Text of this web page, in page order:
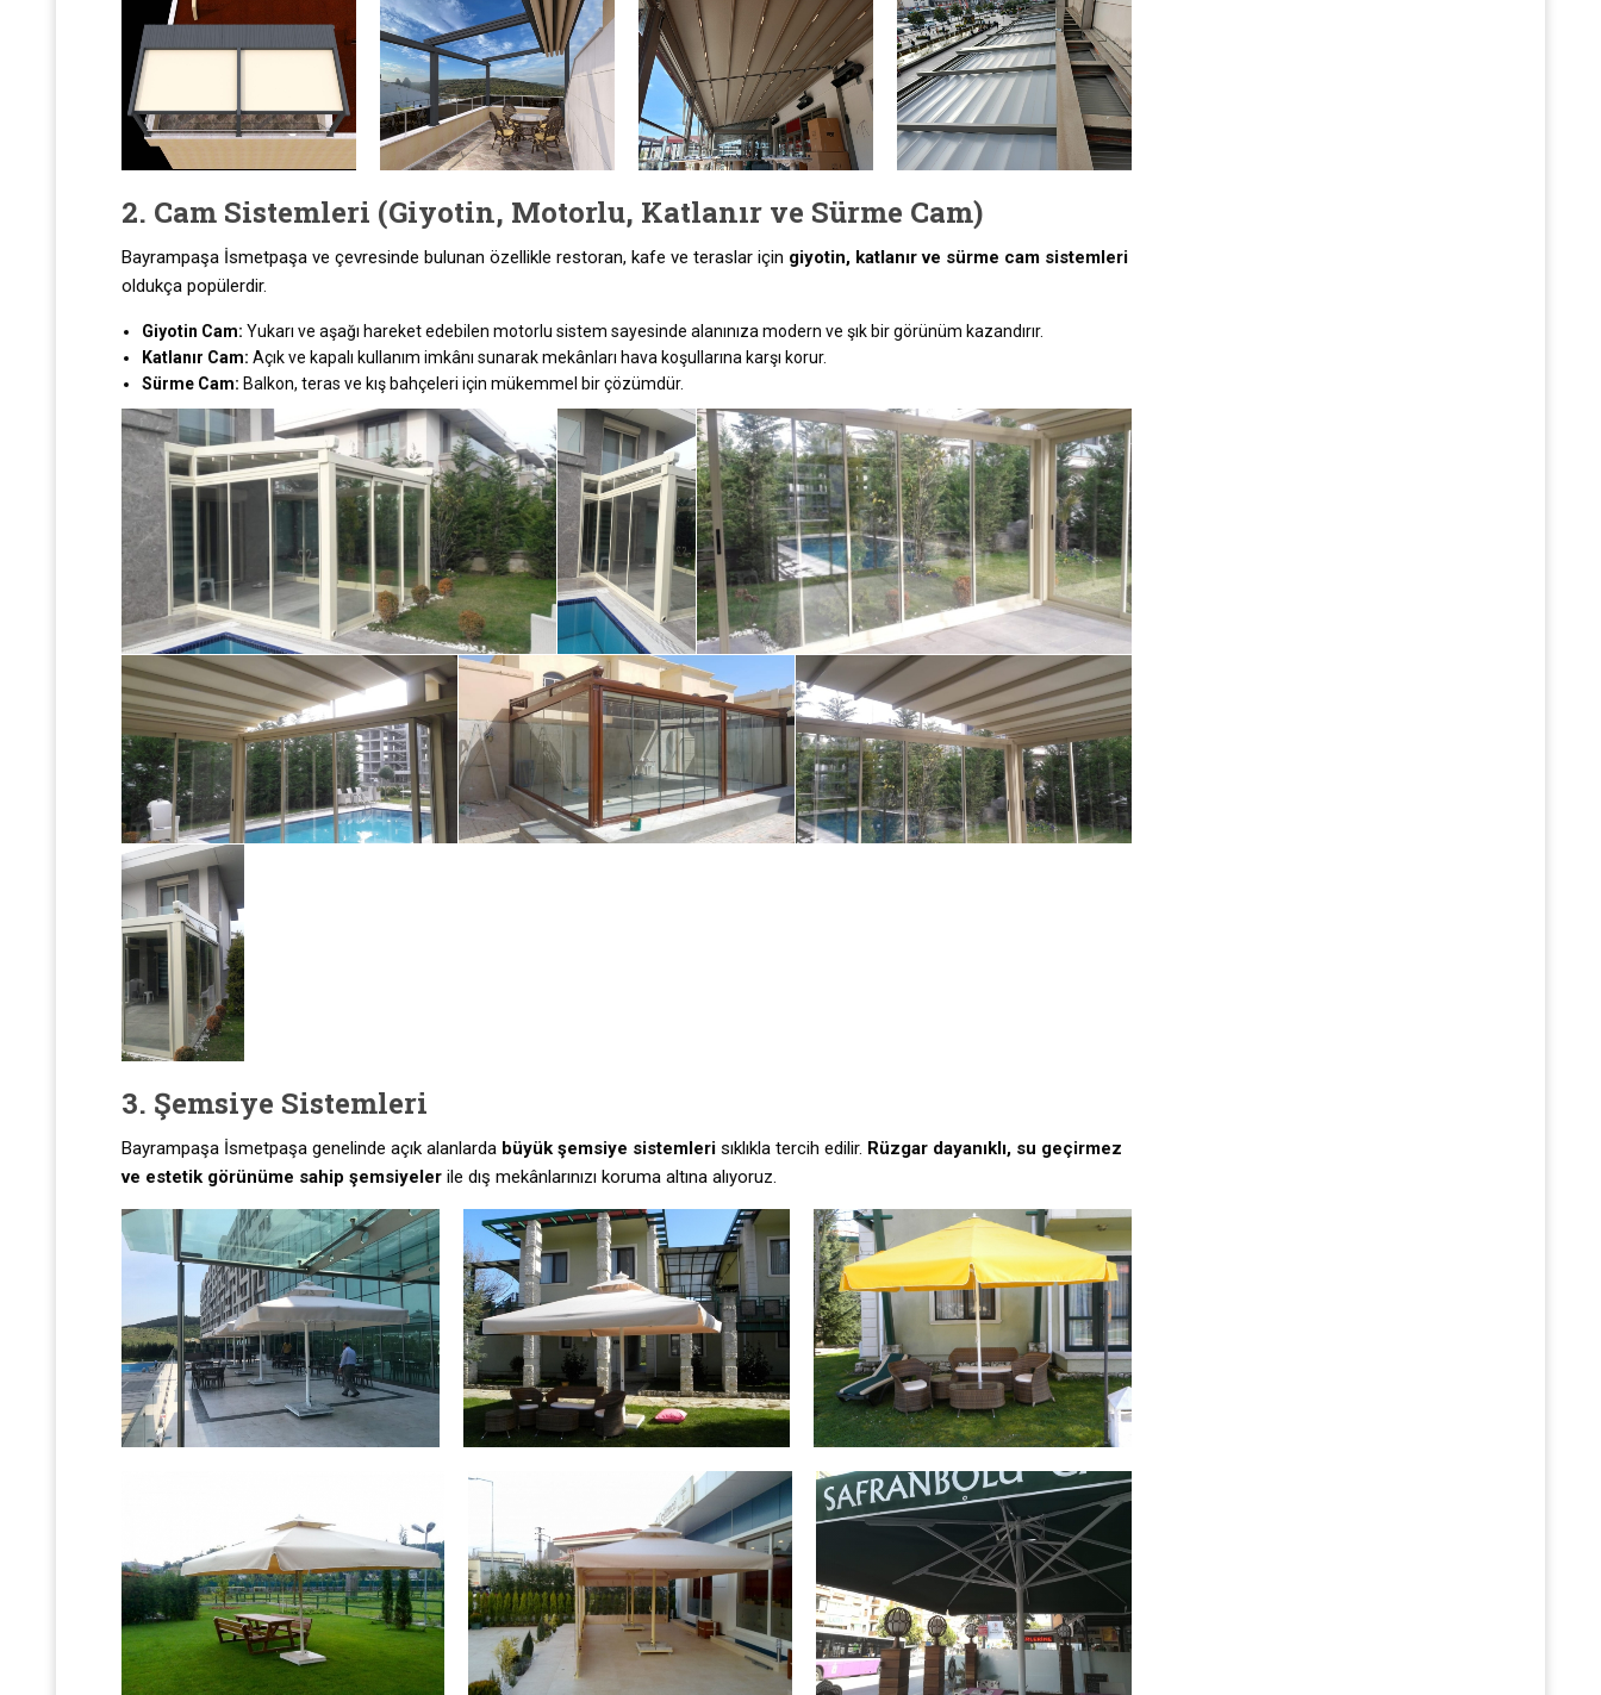
2. Cam Sistemleri (Giyotin, Motorlu, Katlanır ve Sürme Cam)
Bayrampaşa İsmetpaşa ve çevresinde bulunan özellikle restoran, kafe ve teraslar için giyotin, katlanır ve sürme cam sistemleri
oldukça popülerdir.
Giyotin Cam: Yukarı ve aşağı hareket edebilen motorlu sistem sayesinde alanınıza modern ve şık bir görünüm kazandırır.
Katlanır Cam: Açık ve kapalı kullanım imkânı sunarak mekânları hava koşullarına karşı korur.
Sürme Cam: Balkon, teras ve kış bahçeleri için mükemmel bir çözümdür.
3. Şemsiye Sistemleri
Bayrampaşa İsmetpaşa genelinde açık alanlarda büyük şemsiye sistemleri sıklıkla tercih edilir. Rüzgar dayanıklı, su geçirmez
ve estetik görünüme sahip şemsiyeler ile dış mekânlarınızı koruma altına alıyoruz.